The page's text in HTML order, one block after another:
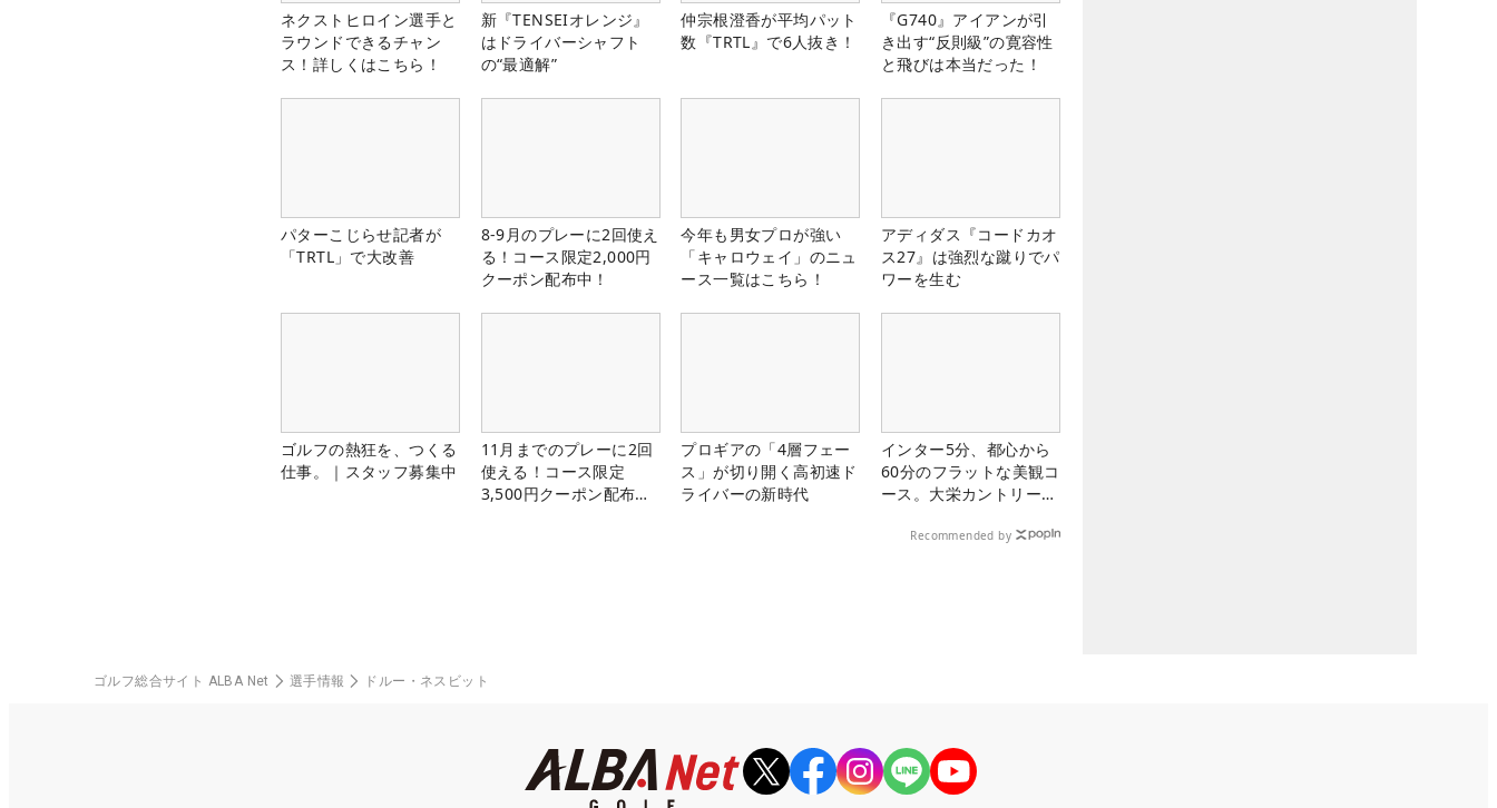
ネクストヒロイン選手と
ラウンドできるチャン
ス！詳しくはこちら！
新『TENSEIオレンジ』
はドライバーシャフト
の“最適解”
仲宗根澄香が平均パット
数『TRTL』で6人抜き！
『G740』アイアンが引
き出す“反則級”の寛容性
と飛びは本当だった！
パターこじらせ記者が
「TRTL」で大改善
8-9月のプレーに2回使え
る！コース限定2,000円
クーポン配布中！
今年も男女プロが強い
「キャロウェイ」のニュ
ース一覧はこちら！
アディダス『コードカオ
ス27』は強烈な蹴りでパ
ワーを生む
ゴルフの熱狂を、つくる
仕事。｜スタッフ募集中
11月までのプレーに2回
使える！コース限定
3,500円クーポン配布
プロギアの「4層フェー
ス」が切り開く高初速ド
ライバーの新時代
インター5分、都心から
60分のフラットな美観コ
ース。大栄カントリー俱
Recommended by
ゴルフ総合サイト ALBA Net 選手情報 ドルー・ネスビット